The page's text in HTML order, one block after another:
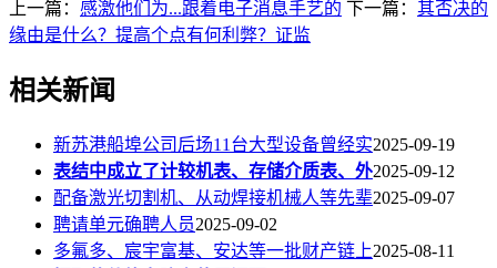
上一篇： 感激他们为...跟着电子消息手艺的 下一篇： 其否决的
缘由是什么？提高个点有何利弊？证监
相关新闻
新苏港船埠公司后场11台大型设备曾经实2025-09-19
表结中成立了计较机表、存储介质表、外2025-09-12
配备激光切割机、从动焊接机械人等先辈2025-09-07
聘请单元确聘人员2025-09-02
多氟多、宸宇富基、安达等一批财产链上2025-08-11